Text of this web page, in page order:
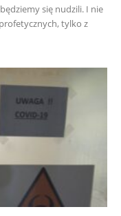
się nudzili. I nie
tylko z